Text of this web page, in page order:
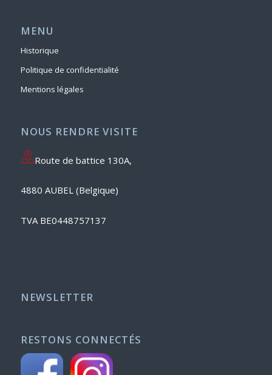
MENU
Historique
Politique de confidentialité
Mentions légales
NOUS RENDRE VISITE
Route de battice 130A,
4880 AUBEL (Belgique)
TVA BE0448757137
NEWSLETTER
RESTONS CONNECTÉS